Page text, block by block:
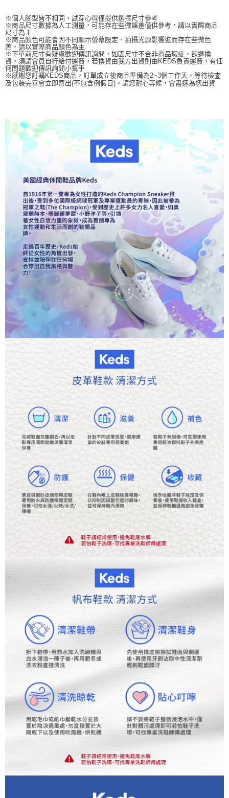
※個人腳型皆不相同，試穿心得僅提供選擇尺寸參考
※商品尺寸數據為人工測量，可能存在些微誤差僅供參考，請以實際商品
尺寸為主
※商品顏色可能會因不同顯示螢幕設定、拍攝光源影響進而存在些微色
差，請以實際商品顏色為主
※下單前尺寸有疑慮歡迎傳訊詢問，如因尺寸不合非商品瑕疵，欲退換
貨，須請會員自行給付運費，若換貨由我方出貨則由KEDS負責運費，有任
何問題歡迎傳訊詢問小幫手
※感謝您訂購KEDS商品，訂單成立後商品準備為2~3個工作天，等待檢查
及包裝完畢會立即寄出(不包含例假日)，請您耐心等候，會盡速為您出貨